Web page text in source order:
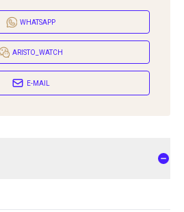
WHATSAPP
ARISTO_WATCH
E-MAIL